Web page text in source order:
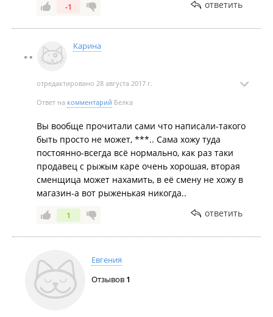
-1 ответить
Карина
отредактировано 28 августа 2017 г.
Ответ на комментарий Белка
Вы вообще прочитали сами что написали-такого
быть просто не может, ***.. Сама хожу туда
постоянно-всегда всё нормально, как раз таки
продавец с рыжым каре очень хорошая, вторая
сменщица может нахамить, в её смену не хожу в
магазин-а вот рыженькая никогда..
1 ответить
Евгения
Отзывов 1